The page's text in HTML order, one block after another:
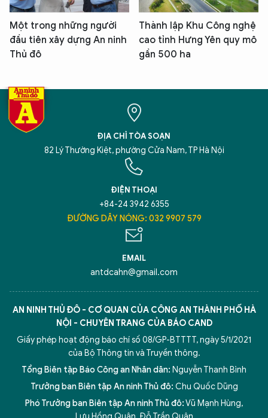
Một trong những người
đầu tiên xây dựng An ninh
Thủ đô
Thành lập Khu Công nghệ
cao tỉnh Hưng Yên quy mô
gần 500 ha
ĐỊA CHỈ TÒA SOẠN
82 Lý Thường Kiệt, phường Cửa Nam, TP Hà Nội
ĐIỆN THOẠI
+84-24 3942 6355
ĐƯỜNG DÂY NÓNG: 032 9907 579
EMAIL
antdcahn@gmail.com
AN NINH THỦ ĐÔ - CƠ QUAN CỦA CÔNG AN THÀNH PHỐ HÀ
NỘI - CHUYÊN TRANG CỦA BÁO CAND
Giấy phép hoạt động báo chí số 08/GP-BTTTT, ngày 5/1/2021
của Bộ Thông tin và Truyền thông.
Tổng Biên tập Báo Công an Nhân dân: Nguyễn Thanh Bình
Trưởng ban Biên tập An ninh Thủ đô: Chu Quốc Dũng
Phó Trưởng ban Biên tập An ninh Thủ đô:Vũ Mạnh Hùng,
5 điểm nghẽn của Hà Nội giải pháp xử lý điểm nghẽn của